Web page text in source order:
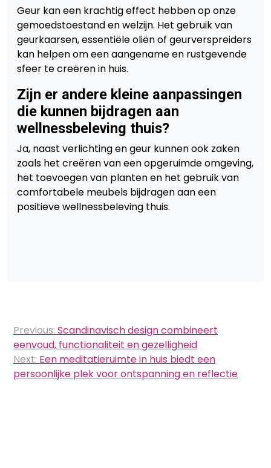
Geur kan een krachtig effect hebben op onze
gemoedstoestand en welzijn. Het gebruik van
geurkaarsen, essentiële oliën of geurverspreiders
kan helpen om een aangename en rustgevende
sfeer te creëren in huis.
Zijn er andere kleine aanpassingen
die kunnen bijdragen aan
wellnessbeleving thuis?
Ja, naast verlichting en geur kunnen ook zaken
zoals het creëren van een opgeruimde omgeving,
het toevoegen van planten en het gebruik van
comfortabele meubels bijdragen aan een
positieve wellnessbeleving thuis.
Bericht
navigatie
Previous: Scandinavisch design combineert
eenvoud, functionaliteit en gezelligheid
Next: Een meditatieruimte in huis biedt een
persoonlijke plek voor ontspanning en reflectie